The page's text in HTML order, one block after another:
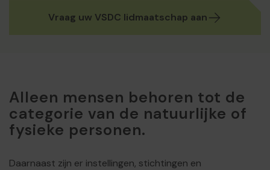
Vraag uw VSDC lidmaatschap aan
Alleen mensen behoren tot de
categorie van de natuurlijke of
fysieke personen.
Daarnaast zijn er instellingen, stichtingen en